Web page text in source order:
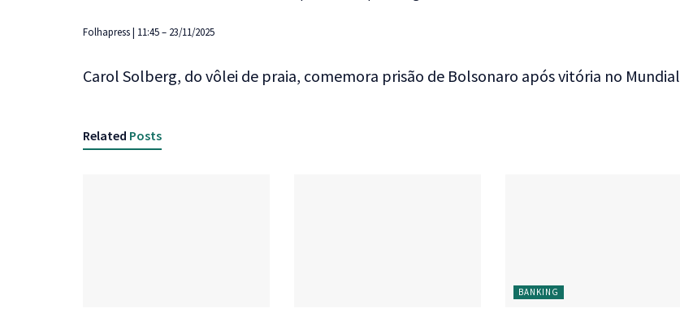
Folhapress | 11:45 – 23/11/2025
Carol Solberg, do vôlei de praia, comemora prisão de Bolsonaro após vitória no Mundial
Related Posts
BANKING